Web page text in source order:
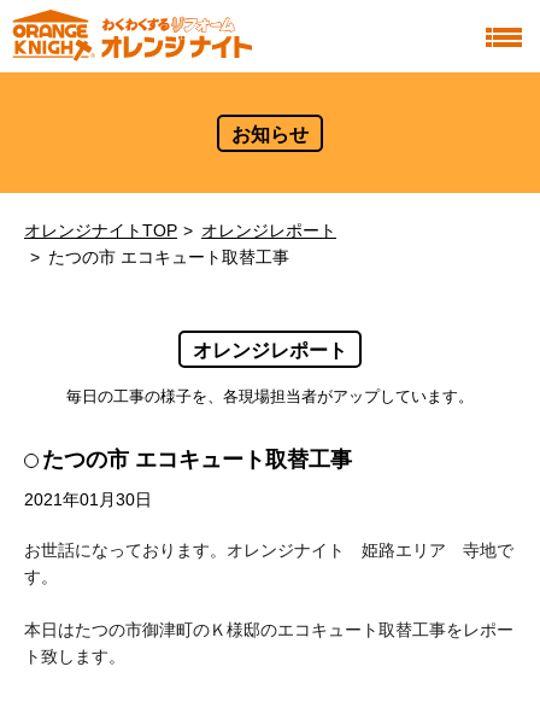
お知らせ
オレンジナイトTOP
オレンジレポート
たつの市 エコキュート取替工事
オレンジレポート
毎日の工事の様子を、各現場担当者がアップしています。
たつの市 エコキュート取替工事
2021年01月30日
お世話になっております。オレンジナイト 姫路エリア 寺地で
す。
本日はたつの市御津町のＫ様邸のエコキュート取替工事をレポー
ト致します。